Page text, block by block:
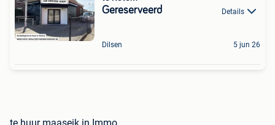
Gereserveerd Details
Dilsen 5 jun 26
te huur maaseik in Immo